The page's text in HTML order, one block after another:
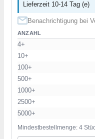
Lieferzeit 10-14 Tag (e)
Benachrichtigung bei
ANZAHL
4+
10+
100+
500+
1000+
2500+
5000+
Mindestbestellmenge: 4